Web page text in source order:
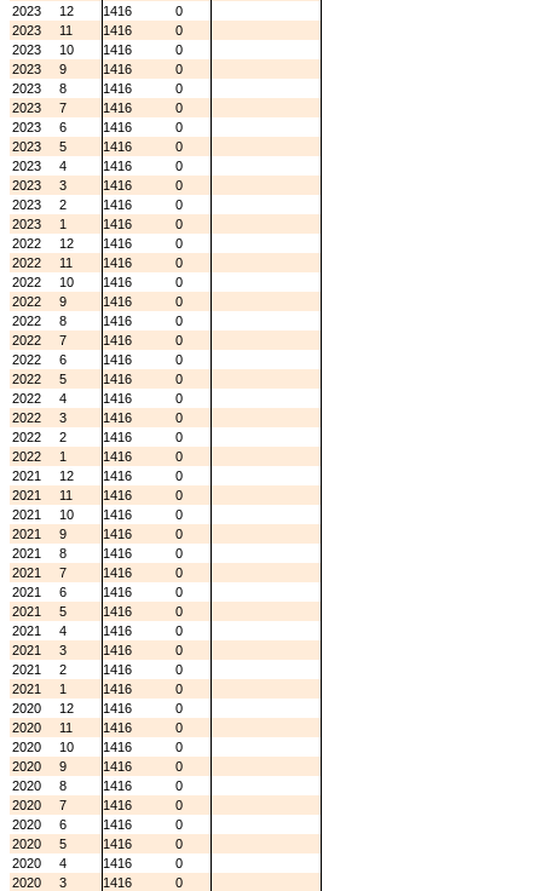
2023
12 1416
0
2023
11 1416
0
2023
10 1416
0
2023
9 1416
0
2023
8 1416
0
2023
7 1416
0
2023
6 1416
0
2023
5 1416
0
2023
4 1416
0
2023
3 1416
0
2023
2 1416
0
2023
1 1416
0
2022
12 1416
0
2022
11 1416
0
2022
10 1416
0
2022
9 1416
0
2022
8 1416
0
2022
7 1416
0
2022
6 1416
0
2022
5 1416
0
2022
4 1416
0
2022
3 1416
0
2022
2 1416
0
2022
1 1416
0
2021
12 1416
0
2021
11 1416
0
2021
10 1416
0
2021
9 1416
0
2021
8 1416
0
2021
7 1416
0
2021
6 1416
0
2021
5 1416
0
2021
4 1416
0
2021
3 1416
0
2021
2 1416
0
2021
1 1416
0
2020
12 1416
0
2020
11 1416
0
2020
10 1416
0
2020
9 1416
0
2020
8 1416
0
2020
7 1416
0
2020
6 1416
0
2020
5 1416
0
2020
4 1416
0
2020
3 1416
0